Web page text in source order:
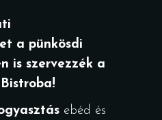
a pünkösdi
is szervezzék a
ebéd és